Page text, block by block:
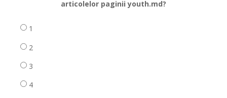
articolelor paginii youth.md?
1
2
3
4